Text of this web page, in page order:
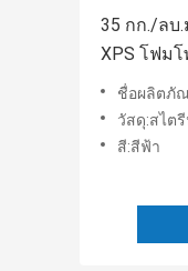
35 กก./ลบ
XPS โฟม
บอร์ดอัดรีด
ชื่อผลิตภัณ
วัสดุ:สไต
สี:สีฟ้า